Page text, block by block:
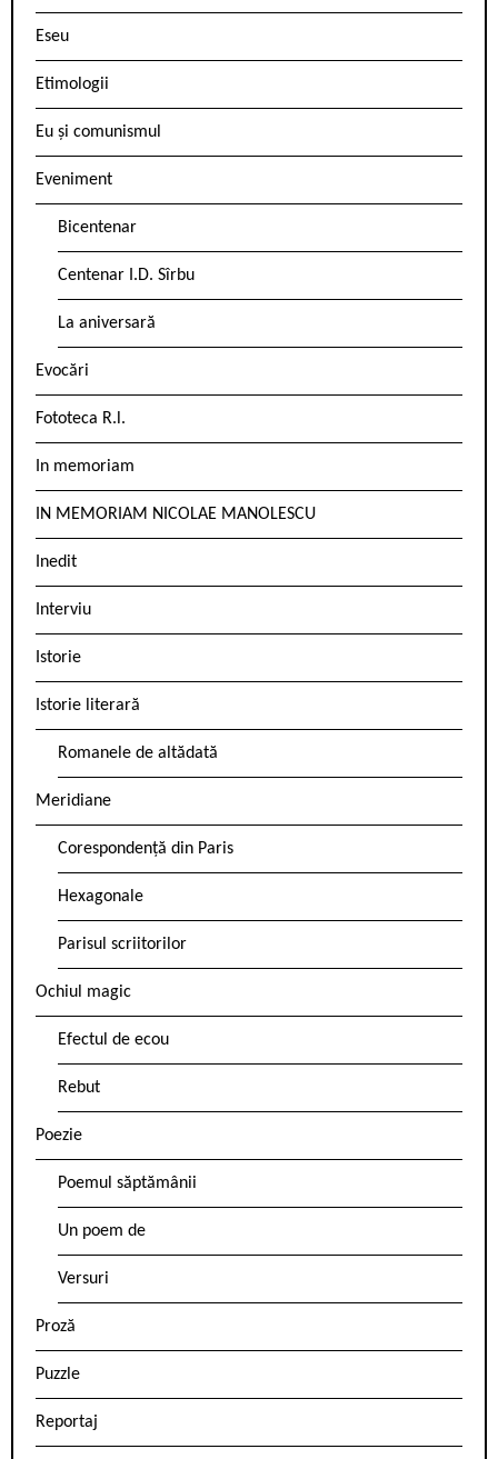
Eseu
Etimologii
Eu și comunismul
Eveniment
Bicentenar
Centenar I.D. Sîrbu
La aniversară
Evocări
Fototeca R.l.
In memoriam
IN MEMORIAM NICOLAE MANOLESCU
Inedit
Interviu
Istorie
Istorie literară
Romanele de altădată
Meridiane
Corespondență din Paris
Hexagonale
Parisul scriitorilor
Ochiul magic
Efectul de ecou
Rebut
Poezie
Poemul săptămânii
Un poem de
Versuri
Proză
Puzzle
Reportaj